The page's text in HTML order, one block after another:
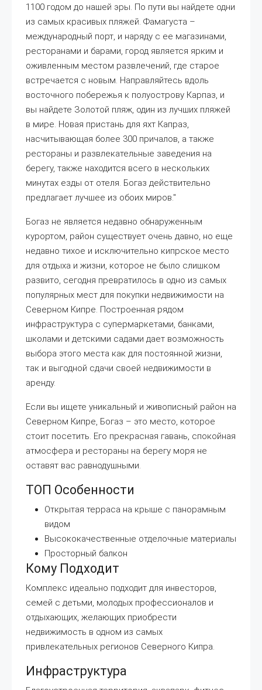
1100 годом до нашей эры. По пути вы найдете одни
из самых красивых пляжей. Фамагуста –
международный порт, и наряду с ее магазинами,
ресторанами и барами, город является ярким и
оживленным местом развлечений, где старое
встречается с новым. Направляйтесь вдоль
восточного побережья к полуострову Карпаз, и
вы найдете Золотой пляж, один из лучших пляжей
в мире. Новая пристань для яхт Капраз,
насчитывающая более 300 причалов, а также
рестораны и развлекательные заведения на
берегу, также находится всего в нескольких
минутах езды от отеля. Богаз действительно
предлагает лучшее из обоих миров."
Богаз не является недавно обнаруженным
курортом, район существует очень давно, но еще
недавно тихое и исключительно кипрское место
для отдыха и жизни, которое не было слишком
развито, сегодня превратилось в одно из самых
популярных мест для покупки недвижимости на
Северном Кипре. Построенная рядом
инфраструктура с супермаркетами, банками,
школами и детскими садами дает возможность
выбора этого места как для постоянной жизни,
так и выгодной сдачи своей недвижимости в
аренду.
Если вы ищете уникальный и живописный район на
Северном Кипре, Богаз – это место, которое
стоит посетить. Его прекрасная гавань, спокойная
атмосфера и рестораны на берегу моря не
оставят вас равнодушными.
ТОП Особенности
Открытая терраса на крыше с панорамным
видом
Высококачественные отделочные материалы
Просторный балкон
Кому Подходит
Комплекс идеально подходит для инвесторов,
семей с детьми, молодых профессионалов и
отдыхающих, желающих приобрести
недвижимость в одном из самых
привлекательных регионов Северного Кипра.
Инфраструктура